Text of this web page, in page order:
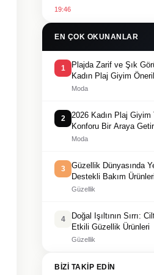
19:46
EN ÇOK OKUNANLAR
1
Plajda Zarif ve Şık
Kadın Plaj Giyim
Moda
2
2026 Kadın Plaj Giyim
Konforu Bir Araya
Moda
3
Güzellik Dünyasında
Destekli Bakım
Güzellik
4
Doğal Işıltının Sırrı:
Etkili Güzellik Ürünleri
Güzellik
BIZI TAKIP EDIN